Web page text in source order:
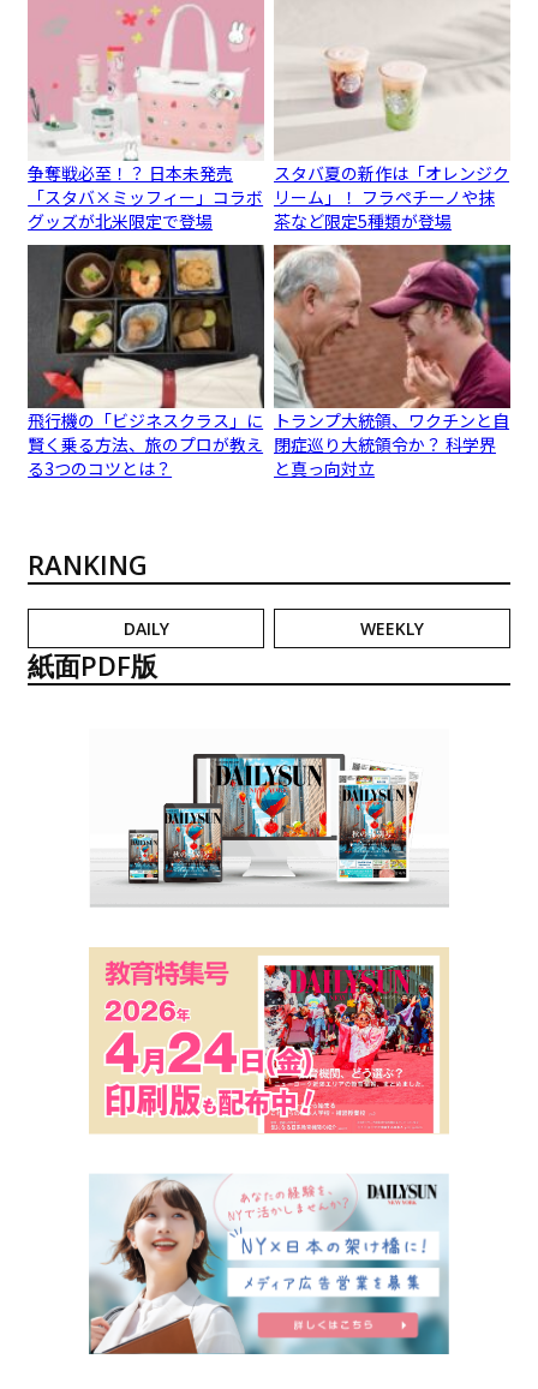
争奪戦必至！？ 日本未発売
「スタバ×ミッフィー」コラボ
グッズが北米限定で登場
スタバ夏の新作は「オレンジク
リーム」！ フラペチーノや抹
茶など限定5種類が登場
飛行機の「ビジネスクラス」に
賢く乗る方法、旅のプロが教え
る3つのコツとは？
トランプ大統領、ワクチンと自
閉症巡り大統領令か？ 科学界
と真っ向対立
RANKING
DAILY WEEKLY
紙面PDF版